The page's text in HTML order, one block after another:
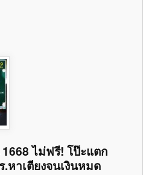
ไม่ฟรี! โป๊ะแตก
หาเตียงจนเงินหมด